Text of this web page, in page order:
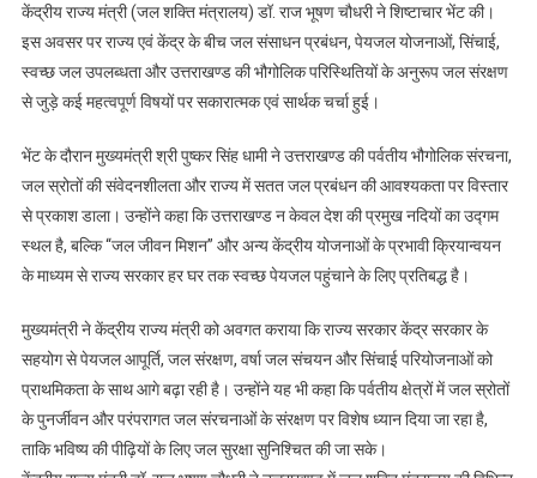
और
केंद्रीय
राज्य
मंत्री
राज
भूषण
चौधरी
की
जल
पर
हुई
सकारात्मक
केंद्रीय राज्य मंत्री (जल शक्ति मंत्रालय) डॉ. राज भूषण चौधरी ने शिष्टाचार भेंट की।
इस अवसर पर राज्य एवं केंद्र के बीच जल संसाधन प्रबंधन, पेयजल योजनाओं, सिंचाई,
स्वच्छ जल उपलब्धता और उत्तराखण्ड की भौगोलिक परिस्थितियों के अनुरूप जल संरक्षण
से जुड़े कई महत्वपूर्ण विषयों पर सकारात्मक एवं सार्थक चर्चा हुई।
भेंट के दौरान मुख्यमंत्री श्री पुष्कर सिंह धामी ने उत्तराखण्ड की पर्वतीय भौगोलिक संरचना,
जल स्रोतों की संवेदनशीलता और राज्य में सतत जल प्रबंधन की आवश्यकता पर विस्तार
से प्रकाश डाला। उन्होंने कहा कि उत्तराखण्ड न केवल देश की प्रमुख नदियों का उद्गम
स्थल है, बल्कि “जल जीवन मिशन” और अन्य केंद्रीय योजनाओं के प्रभावी क्रियान्वयन
के माध्यम से राज्य सरकार हर घर तक स्वच्छ पेयजल पहुंचाने के लिए प्रतिबद्ध है।
मुख्यमंत्री ने केंद्रीय राज्य मंत्री को अवगत कराया कि राज्य सरकार केंद्र सरकार के
सहयोग से पेयजल आपूर्ति, जल संरक्षण, वर्षा जल संचयन और सिंचाई परियोजनाओं को
प्राथमिकता के साथ आगे बढ़ा रही है। उन्होंने यह भी कहा कि पर्वतीय क्षेत्रों में जल स्रोतों
के पुनर्जीवन और परंपरागत जल संरचनाओं के संरक्षण पर विशेष ध्यान दिया जा रहा है,
ताकि भविष्य की पीढ़ियों के लिए जल सुरक्षा सुनिश्चित की जा सके।